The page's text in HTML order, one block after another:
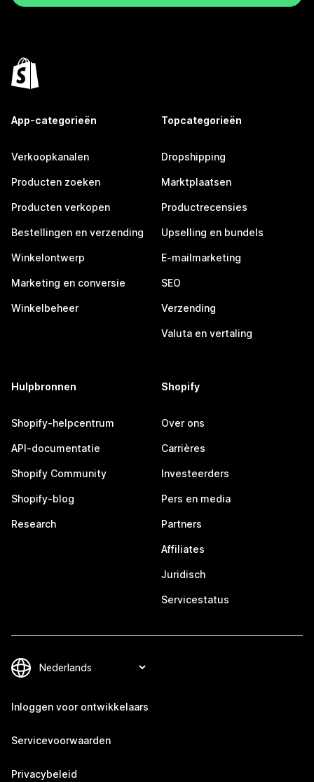
App-categorieën
Verkoopkanalen
Producten zoeken
Producten verkopen
Bestellingen en verzending
Winkelontwerp
Marketing en conversie
Winkelbeheer
Topcategorieën
Dropshipping
Marktplaatsen
Productrecensies
Upselling en bundels
E-mailmarketing
SEO
Verzending
Valuta en vertaling
Hulpbronnen
Shopify-helpcentrum
API-documentatie
Shopify Community
Shopify-blog
Research
Shopify
Over ons
Carrières
Investeerders
Pers en media
Partners
Affiliates
Juridisch
Servicestatus
Inloggen voor ontwikkelaars
Servicevoorwaarden
Privacybeleid